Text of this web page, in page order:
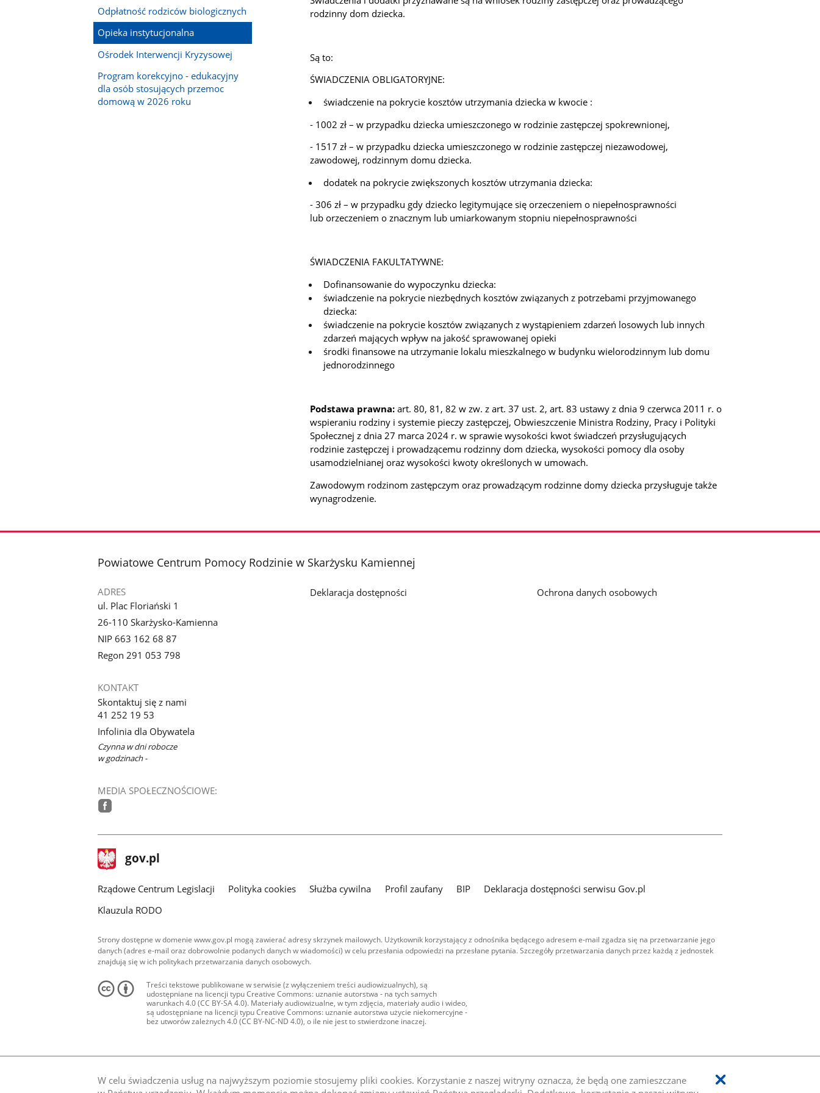
W celu świadczenia usług na najwyższym poziomie stosujemy pliki cookies. Korzystanie z naszej witryny oznacza, że będą one zamieszczane
Odpłatność rodziców biologicznych
Opieka instytucjonalna
Ośrodek Interwencji Kryzysowej
Program korekcyjno - edukacyjny
dla osób stosujących przemoc
domową w 2026 roku
rodzinny dom dziecka.
Są to:
ŚWIADCZENIA OBLIGATORYJNE:
świadczenie na pokrycie kosztów utrzymania dziecka w kwocie :
- 1002 zł – w przypadku dziecka umieszczonego w rodzinie zastępczej spokrewnionej,
- 1517 zł – w przypadku dziecka umieszczonego w rodzinie zastępczej niezawodowej,
zawodowej, rodzinnym domu dziecka.
dodatek na pokrycie zwiększonych kosztów utrzymania dziecka:
- 306 zł – w przypadku gdy dziecko legitymujące się orzeczeniem o niepełnosprawności
lub orzeczeniem o znacznym lub umiarkowanym stopniu niepełnosprawności
ŚWIADCZENIA FAKULTATYWNE:
Dofinansowanie do wypoczynku dziecka:
świadczenie na pokrycie niezbędnych kosztów związanych z potrzebami przyjmowanego
dziecka:
świadczenie na pokrycie kosztów związanych z wystąpieniem zdarzeń losowych lub innych
zdarzeń mających wpływ na jakość sprawowanej opieki
środki finansowe na utrzymanie lokalu mieszkalnego w budynku wielorodzinnym lub domu
jednorodzinnego
Podstawa prawna: art. 80, 81, 82 w zw. z art. 37 ust. 2, art. 83 ustawy z dnia 9 czerwca 2011 r. o
wspieraniu rodziny i systemie pieczy zastępczej, Obwieszczenie Ministra Rodziny, Pracy i Polityki
Społecznej z dnia 27 marca 2024 r. w sprawie wysokości kwot świadczeń przysługujących
rodzinie zastępczej i prowadzącemu rodzinny dom dziecka, wysokości pomocy dla osoby
usamodzielnianej oraz wysokości kwoty określonych w umowach.
Zawodowym rodzinom zastępczym oraz prowadzącym rodzinne domy dziecka przysługuje także
wynagrodzenie.
stopka
Powiatowe Centrum Pomocy Rodzinie w Skarżysku Kamiennej
ADRES
ul. Plac Floriański 1
26-110 Skarżysko-Kamienna
NIP 663 162 68 87
Regon 291 053 798
KONTAKT
Skontaktuj się z nami
41 252 19 53
Infolinia dla Obywatela
Czynna w dni robocze
w godzinach -
MEDIA SPOŁECZNOŚCIOWE:
Deklaracja dostępności Ochrona danych osobowych
stopka
gov.pl Strona
gov.pl
Rządowe Centrum Legislacji Polityka cookies Służba cywilna Profil zaufany BIP
Deklaracja dostępności serwisu Gov.pl
Klauzula RODO
Strony dostępne w domenie www.gov.pl mogą zawierać adresy skrzynek mailowych. Użytkownik korzystający z odnośnika będącego adresem e-mail zgadza się na przetwarzanie jego
danych (adres e-mail oraz dobrowolnie podanych danych w wiadomości) w celu przesłania odpowiedzi na przesłane pytania. Szczegóły przetwarzania danych przez każdą z jednostek
znajdują się w ich politykach przetwarzania danych osobowych.
Treści tekstowe publikowane w serwisie (z wyłączeniem treści audiowizualnych), są
udostępniane na licencji typu Creative Commons: uznanie autorstwa - na tych samych
warunkach 4.0 (CC BY-SA 4.0). Materiały audiowizualne, w tym zdjęcia, materiały audio i wideo,
są udostępniane na licencji typu Creative Commons: uznanie autorstwa użycie niekomercyjne -
bez utworów zależnych 4.0 (CC BY-NC-ND 4.0), o ile nie jest to stwierdzone inaczej.